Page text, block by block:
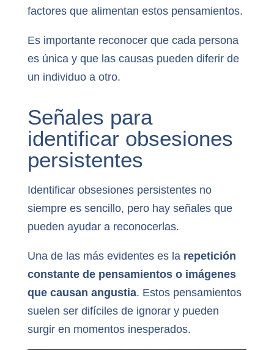
factores que alimentan estos pensamientos.
Es importante reconocer que cada persona
es única y que las causas pueden diferir de
un individuo a otro.
Señales para
identificar obsesiones
persistentes
Identificar obsesiones persistentes no
siempre es sencillo, pero hay señales que
pueden ayudar a reconocerlas.
Una de las más evidentes es la repetición
constante de pensamientos o imágenes
que causan angustia. Estos pensamientos
suelen ser difíciles de ignorar y pueden
surgir en momentos inesperados.